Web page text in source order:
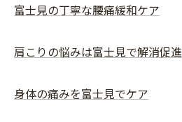
富士見の丁寧な腰痛緩和ケア
肩こりの悩みは富士見で解消促進
身体の痛みを富士見でケア